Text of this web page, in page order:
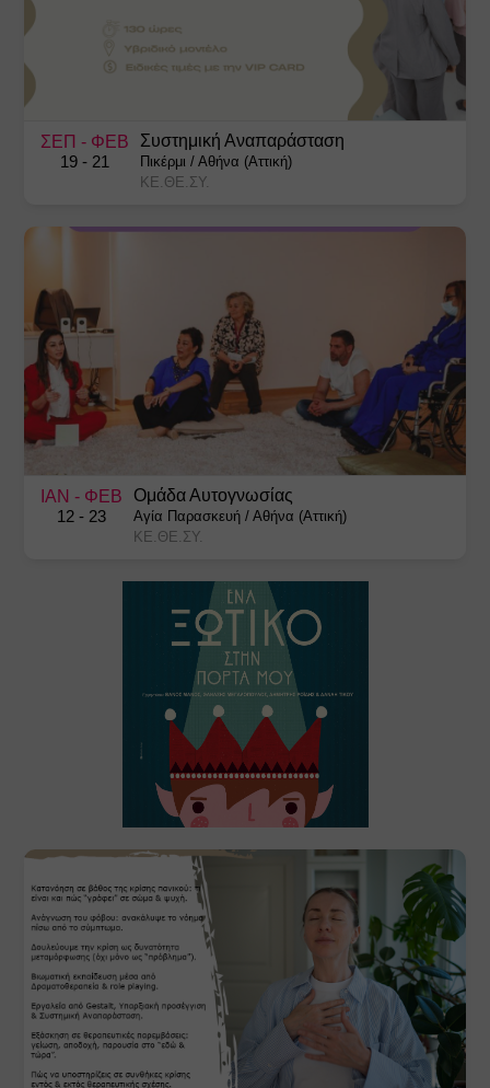
ΣΕΠ - ΦΕΒ
19 - 21
Συστημική Αναπαράσταση
Πικέρμι /Αθήνα (Αττική)
ΚΕ.ΘΕ.ΣΥ.
ΙΑΝ - ΦΕΒ
12 - 23
Ομάδα Αυτογνωσίας
Αγία Παρασκευή /Αθήνα (Αττική)
ΚΕ.ΘΕ.ΣΥ.